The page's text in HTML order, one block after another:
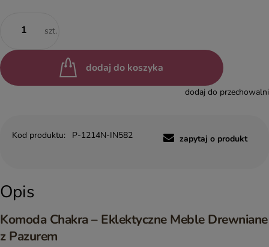
szt.
dodaj do koszyka
dodaj do przechowalni
Kod produktu: P-1214N-IN582 zapytaj o produkt
Opis
Komoda Chakra – Eklektyczne Meble Drewniane
z Pazurem